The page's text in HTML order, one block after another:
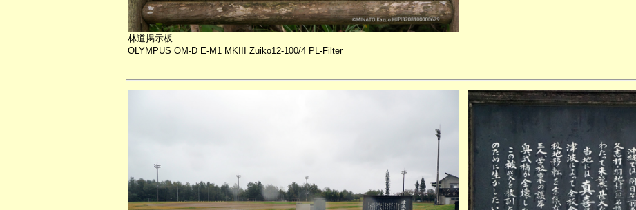
林道掲示板
OLYMPUS OM-D E-M1 MKIII Zuiko12-100/4 PL-Filter